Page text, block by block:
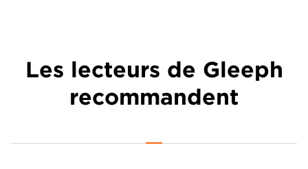
Les lecteurs de Gleeph
recommandent